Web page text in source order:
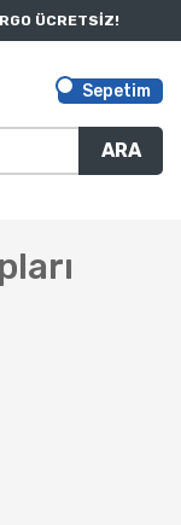
ÜCRETSİZ!
ARA
Sepetim